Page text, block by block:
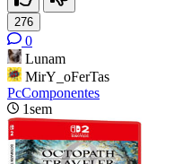
276
0
Lunam
MirY_oFerTas
PcComponentes
1sem